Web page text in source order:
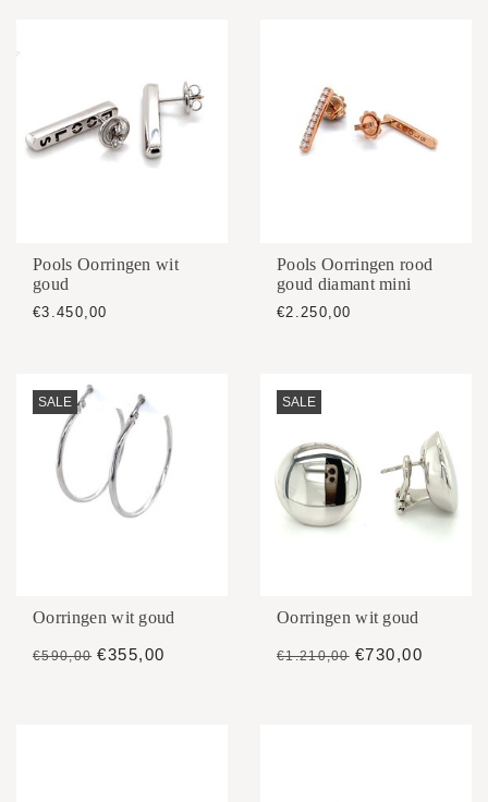
Pools Oorringen wit
goud
€3.450,00
Pools Oorringen rood
goud diamant mini
€2.250,00
SALE
Oorringen wit goud
€590,00 €355,00
SALE
Oorringen wit goud
€1.210,00 €730,00